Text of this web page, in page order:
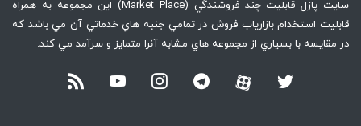
سايت پازل قابليت چند فروشندگي (Market Place) اين مجموعه به همراه
قابليت استخدام بازارياب فروش در تمامي جنبه هاي خدماتي آن مي باشد كه
در مقايسه با بسياري از مجموعه هاي مشابه آنرا متمايز و سرآمد مي كند.